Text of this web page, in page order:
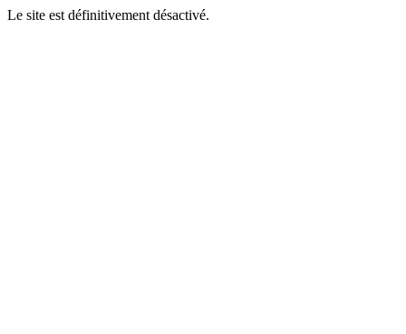
Le site est définitivement désactivé.